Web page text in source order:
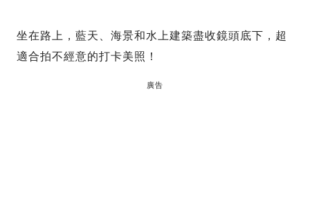
坐在路上，藍天、海景和水上建築盡收鏡頭底下，超
適合拍不經意的打卡美照！
廣告